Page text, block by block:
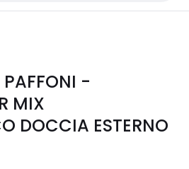
PAFFONI -
MIX
DOCCIA ESTERNO